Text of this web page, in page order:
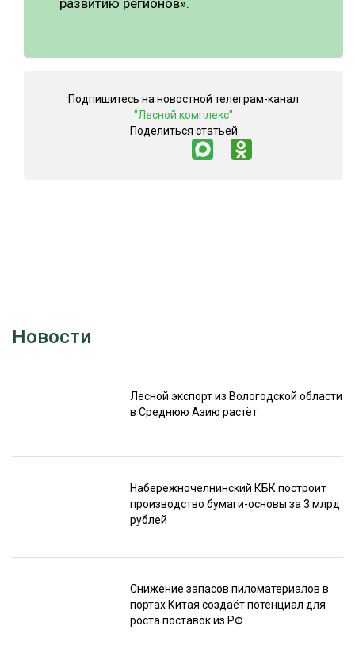
развитию регионов».
Подпишитесь на новостной телеграм-канал
"Лесной комплекс"
Поделиться статьей
Новости
Лесной экспорт из Вологодской области
в Среднюю Азию растёт
Набережночелнинский КБК построит
производство бумаги-основы за 3 млрд
рублей
Снижение запасов пиломатериалов в
портах Китая создаёт потенциал для
роста поставок из РФ